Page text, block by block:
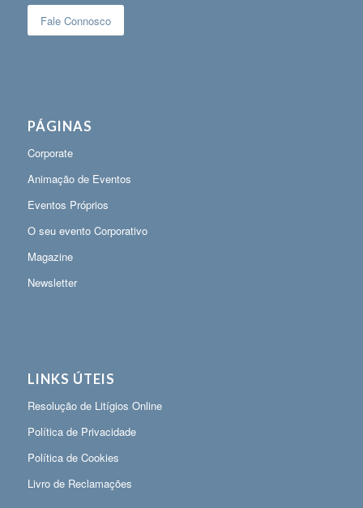
Fale Connosco
PÁGINAS
Corporate
Animação de Eventos
Eventos Próprios
O seu evento Corporativo
Magazine
Newsletter
LINKS ÚTEIS
Resolução de Litígios Online
Política de Privacidade
Política de Cookies
Livro de Reclamações